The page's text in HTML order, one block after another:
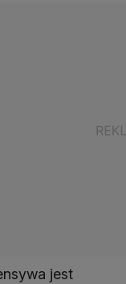
jest